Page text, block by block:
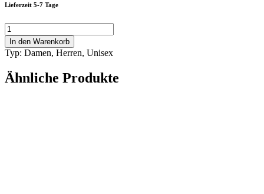
Lieferzeit 5-7 Tage
Klenze
&
Baum
-
Bora
Coal
In den Warenkorb
Typ: Damen, Herren, Unisex
Ähnliche Produkte